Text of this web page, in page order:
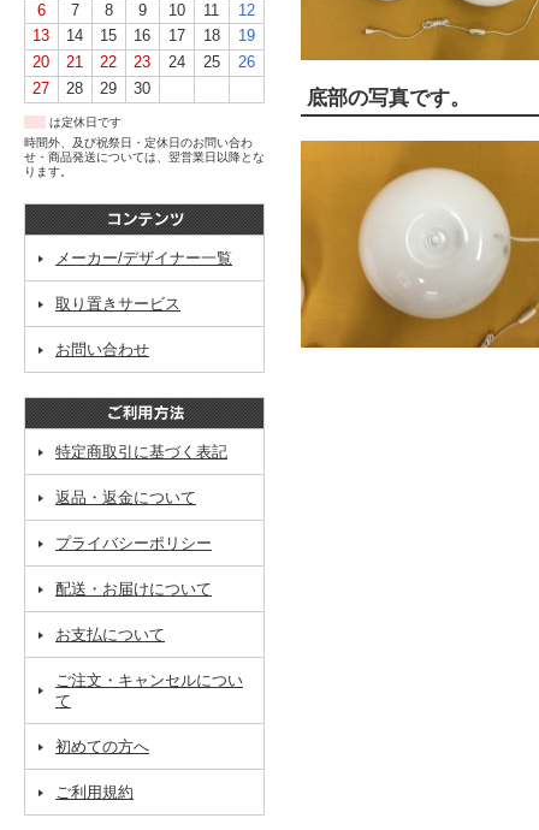
6
7 8 9 10 11
12
13
14 15 16 17 18
19
20
21 22 23 24 25
26
27
28 29 30
は定休日です
時間外、及び祝祭日・定休日のお問い合わ
せ・商品発送については、翌営業日以降とな
ります。
メーカー/デザイナー一覧
取り置きサービス
お問い合わせ
特定商取引に基づく表記
返品・返金について
プライバシーポリシー
配送・お届けについて
お支払について
ご注文・キャンセルについ
て
初めての方へ
ご利用規約
底部の写真です。